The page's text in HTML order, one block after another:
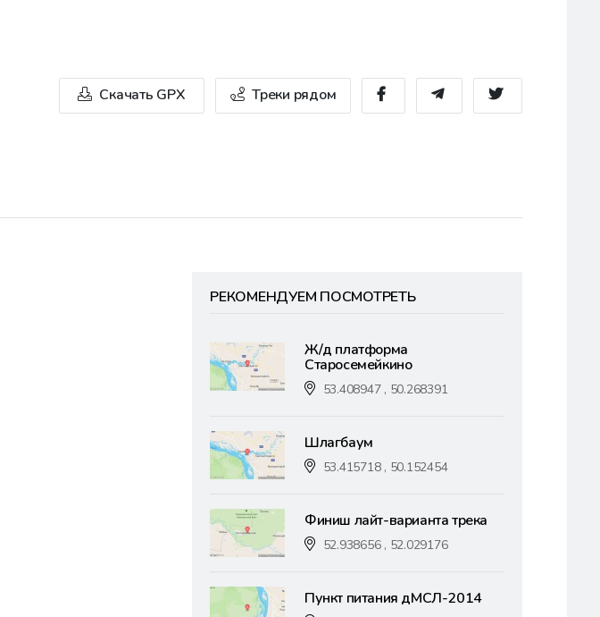
Скачать GPX Треки рядом
РЕКОМЕНДУЕМ ПОСМОТРЕТЬ
Ж/д платформа
Старосемейкино
53.408947 , 50.268391
Шлагбаум
53.415718 , 50.152454
Финиш лайт-варианта трека
52.938656 , 52.029176
Пункт питания дМСЛ-2014